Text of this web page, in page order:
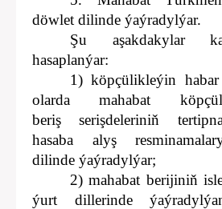
döwlet dilinde ýaýradylýar.
Şu aşakdakylar
hasaplanýar:
1) köpçülikleýin habar
olarda mahabat
beriş serişdeleriniň
hasaba alyş
dilinde ýaýradylýar;
2) mahabat berijiniň
ýurt dillerinde